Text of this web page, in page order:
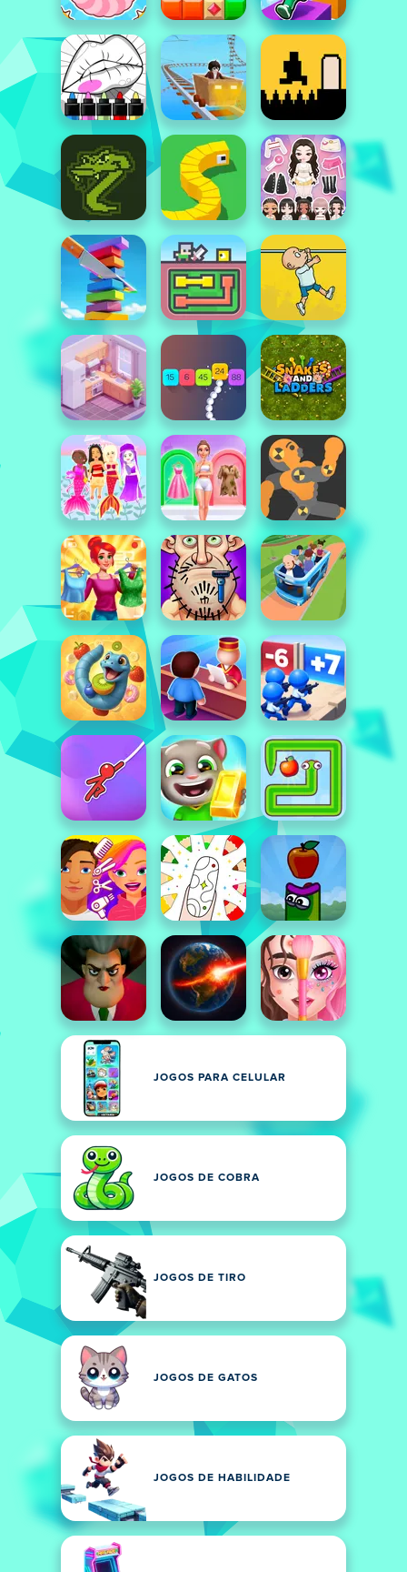
JOGOS PARA CELULAR
JOGOS DE COBRA
JOGOS DE TIRO
JOGOS DE GATOS
JOGOS DE HABILIDADE